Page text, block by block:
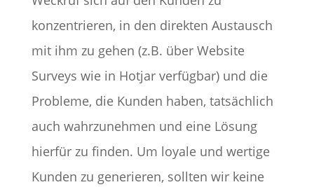
konzentrieren, in den direkten Austausch
mit ihm zu gehen (z.B. über Website
Surveys wie in Hotjar verfügbar) und die
Probleme, die Kunden haben, tatsächlich
auch wahrzunehmen und eine Lösung
hierfür zu finden. Um loyale und wertige
Kunden zu generieren, sollten wir keine